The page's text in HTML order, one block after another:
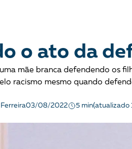
Combate ao racismo
Crianças e adolescentes
o ato da
mãe branca defendendo os
racismo mesmo quando
03/08/2022 5 min(atualizado